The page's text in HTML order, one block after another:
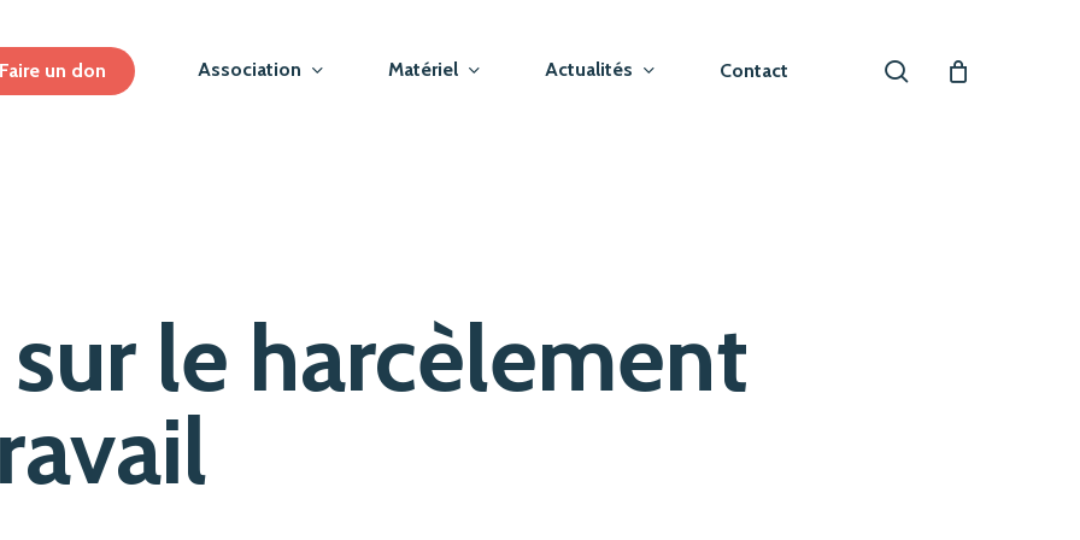
Faire un don Association Matériel Actualités Contact search
le harcèlement